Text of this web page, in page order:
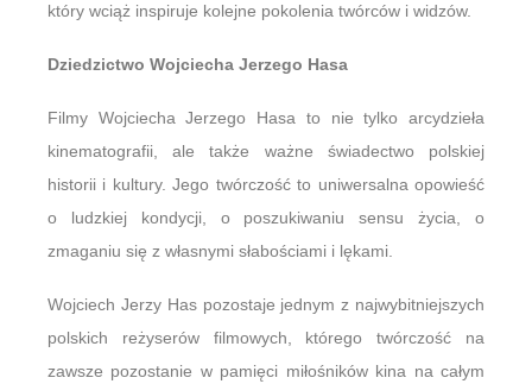
który wciąż inspiruje kolejne pokolenia twórców i widzów.
Dziedzictwo Wojciecha Jerzego Hasa
Filmy Wojciecha Jerzego Hasa to nie tylko arcydzieła
kinematografii, ale także ważne świadectwo polskiej
historii i kultury. Jego twórczość to uniwersalna opowieść
o ludzkiej kondycji, o poszukiwaniu sensu życia, o
zmaganiu się z własnymi słabościami i lękami.
Wojciech Jerzy Has pozostaje jednym z najwybitniejszych
polskich reżyserów filmowych, którego twórczość na
zawsze pozostanie w pamięci miłośników kina na całym